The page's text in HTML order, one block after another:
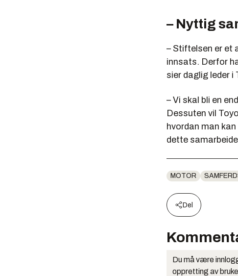
– Nyttig
– Stiftelsen er et
innsats. Derfor
sier daglig leder i
– Vi skal bli en
Dessuten vil
hvordan man
dette
MOTOR
Del
Du må være
oppretting av